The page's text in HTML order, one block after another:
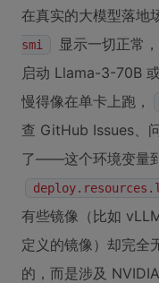
在真实的大模型落地
smi 显示一切正常，
启动 Llama-3-70B
慢得像在单卡上跑，
查 GitHub Issues、
了——这个环境变量
有些镜像（比如
定义的镜像）却完全
的，而是涉及